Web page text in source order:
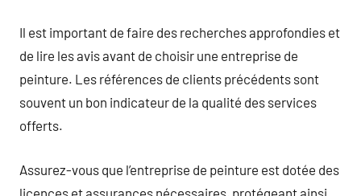
Il est important de faire des recherches approfondies et
de lire les avis avant de choisir une entreprise de
peinture. Les références de clients précédents sont
souvent un bon indicateur de la qualité des services
offerts.
Assurez-vous que l’entreprise de peinture est dotée des
licences et assurances nécessaires, protégeant ainsi